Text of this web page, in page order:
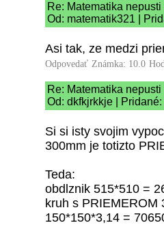
Re: Matematika nepusti
Od: matematik321 |
Asi tak, ze medzi
Odpovedať Známka: 10.0
Re: Matematika nepusti
Od: dkfkjrkkje |
Si si isty svojim
300mm je totizto
Teda:
obdlznik 515*510 =
kruh s PRIEMEROM
150*150*3,14 =